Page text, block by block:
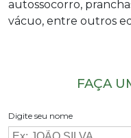
autossocorro,
vácuo, entre outros
FAÇA
Digite seu nome